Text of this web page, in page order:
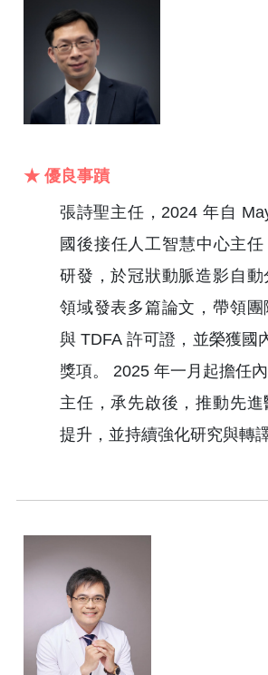
★ 優良事蹟
張詩聖主任，2024 年自
國後接任人工智慧中心主
研發，於冠狀動脈造影自動
領域發表多篇論文，帶領團
與 TDFA 許可證，並榮獲國
獎項。 2025 年一月起擔任
主任，承先啟後，推動先
提升，並持續強化研究與轉